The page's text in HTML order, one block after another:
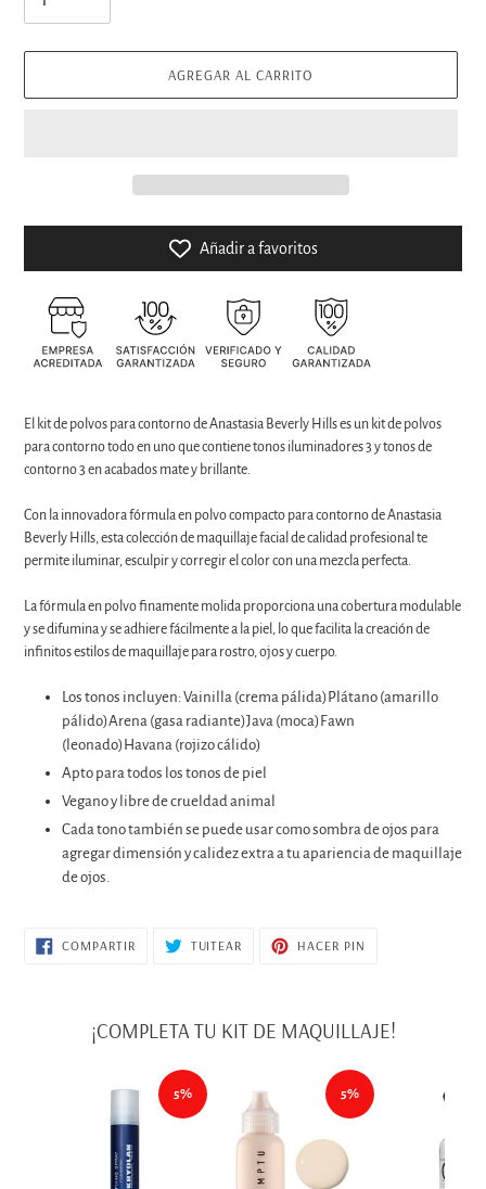
AGREGAR AL CARRITO
Añadir a favoritos
producto
compra
El kit de polvos para contorno de Anastasia Beverly Hills es un kit de polvos
para contorno todo en uno que contiene tonos iluminadores 3 y tonos de
contorno 3 en acabados mate y brillante.
Con la innovadora fórmula en polvo compacto para contorno de Anastasia
Beverly Hills, esta colección de maquillaje facial de calidad profesional te
permite iluminar, esculpir y corregir el color con una mezcla perfecta.
La fórmula en polvo finamente molida proporciona una cobertura modulable
y se difumina y se adhiere fácilmente a la piel, lo que facilita la creación de
infinitos estilos de maquillaje para rostro, ojos y cuerpo.
Los tonos incluyen: Vainilla (crema pálida)Plátano (amarillo
pálido)Arena (gasa radiante)Java (moca)Fawn
(leonado)Havana (rojizo cálido)
Apto para todos los tonos de piel
Vegano y libre de crueldad animal
Cada tono también se puede usar como sombra de ojos para
agregar dimensión y calidez extra a tu apariencia de maquillaje
de ojos.
COMPARTIRCOMPARTIR
EN
TUITEAR TUITEAR HACER PIN
¡COMPLETA TU KIT DE MAQUILLAJE!
5% 5%